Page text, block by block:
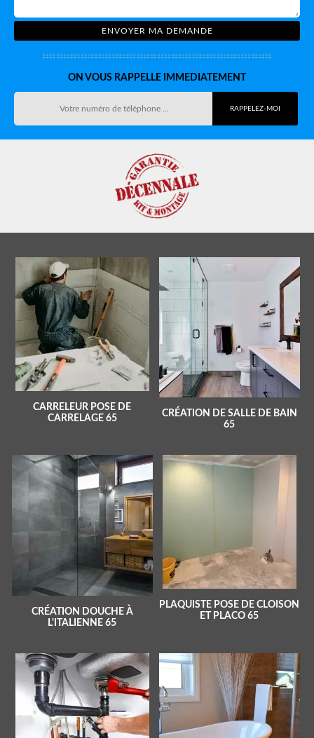
ON VOUS RAPPELLE IMMEDIATEMENT
CARRELEUR POSE DE
CARRELAGE 65
CRÉATION DE SALLE DE BAIN
65
CRÉATION DOUCHE À
L'ITALIENNE 65
PLAQUISTE POSE DE CLOISON
ET PLACO 65